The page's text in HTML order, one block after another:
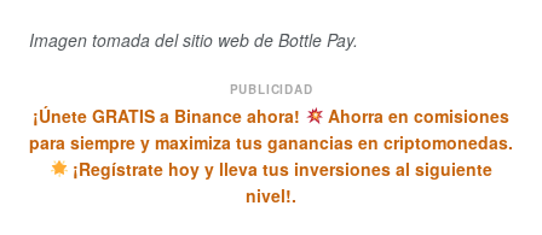
Imagen tomada del sitio web de Bottle Pay.
PUBLICIDAD
¡Únete GRATIS a Binance ahora!
Ahorra en comisiones
para siempre y maximiza tus ganancias en criptomonedas.
¡Regístrate hoy y lleva tus inversiones al siguiente
nivel!.